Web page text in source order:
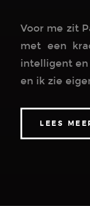
Voor me zit
met een
intelligent
en ik zie
LEES